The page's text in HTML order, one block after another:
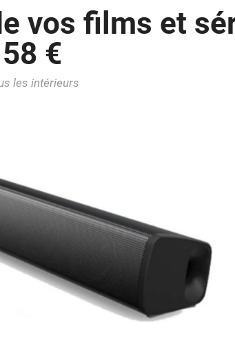
vos films et
€
les intérieurs